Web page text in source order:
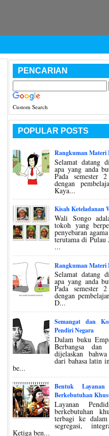
PENCARIAN
Custom Search
POPULAR POSTS
Rangkuman Materi
Selamat datang
apa yang anda
Pada semester
dengan
Kaya...
Kisah Keteladanan
Wali Songo
tokoh yang
penyebaran
terutama di Pulau
...
Rangkuman Materi
Selamat datang
apa yang anda
Pada semester
dengan
D...
Semangat dan
Pendiri Negara
Dalam buku
Berbangsa dan
dijelaskan
dari bahasa latin
be...
Bentuk
Berkebutuhan
Layanan
berkebutuhan
terbagi ke
segregasi,
Ketiga ben...